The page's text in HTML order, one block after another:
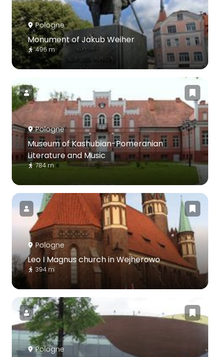
Pologne
Monument of Jakub Weiher
496 m
Pologne
Museum of Kashubian-Pomeranian
Literature and Music
784 m
Pologne
Leo I Magnus church in Wejherowo
394 m
Pologne